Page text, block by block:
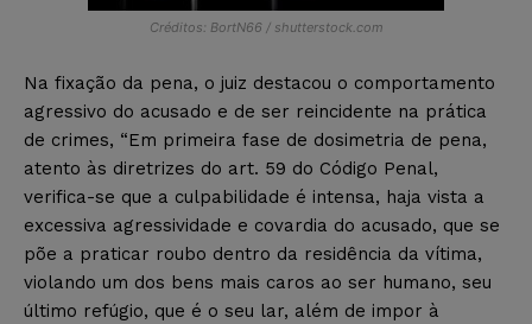
Créditos: BortN66 / shutterstock.com
Na fixação da pena, o juiz destacou o comportamento
agressivo do acusado e de ser reincidente na prática
de crimes, “Em primeira fase de dosimetria de pena,
atento às diretrizes do art. 59 do Código Penal,
verifica-se que a culpabilidade é intensa, haja vista a
excessiva agressividade e covardia do acusado, que se
põe a praticar roubo dentro da residência da vítima,
violando um dos bens mais caros ao ser humano, seu
último refúgio, que é o seu lar, além de impor à